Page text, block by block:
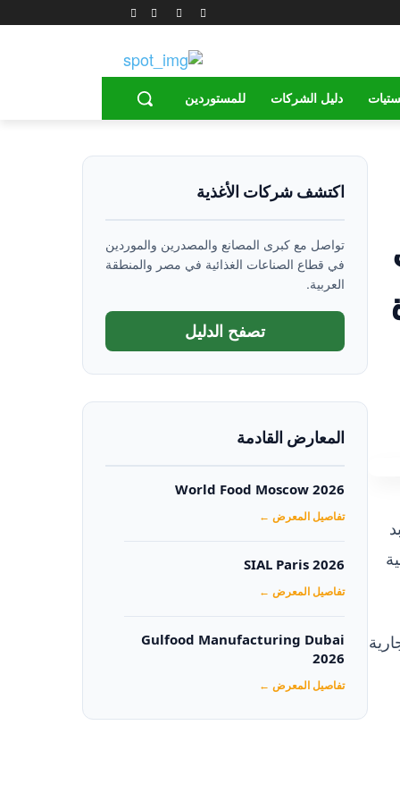
دليل الشركات للمستوردين
اكتشف شركات الأغذية
تواصل مع كبرى المصانع والمصدرين والموردين
في قطاع الصناعات الغذائية في مصر والمنطقة
العربية.
تصفح الدليل
المعارض القادمة
World Food Moscow 2026
تفاصيل المعرض ←
SIAL Paris 2026
تفاصيل المعرض ←
Gulfood Manufacturing Dubai
2026‏
تفاصيل المعرض ←